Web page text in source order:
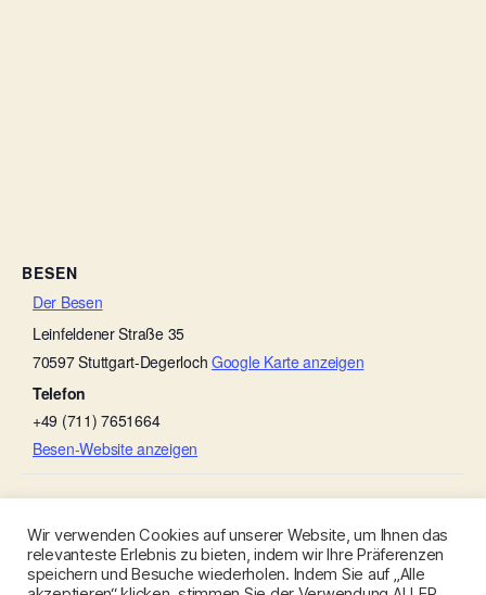
BESEN
Der Besen
Leinfeldener Straße 35
70597Stuttgart-Degerloch Google Karte anzeigen
Telefon
+49 (711) 7651664
Besen-Website anzeigen
Wir verwenden Cookies auf unserer Website, um Ihnen das
relevanteste Erlebnis zu bieten, indem wir Ihre Präferenzen
speichern und Besuche wiederholen. Indem Sie auf „Alle